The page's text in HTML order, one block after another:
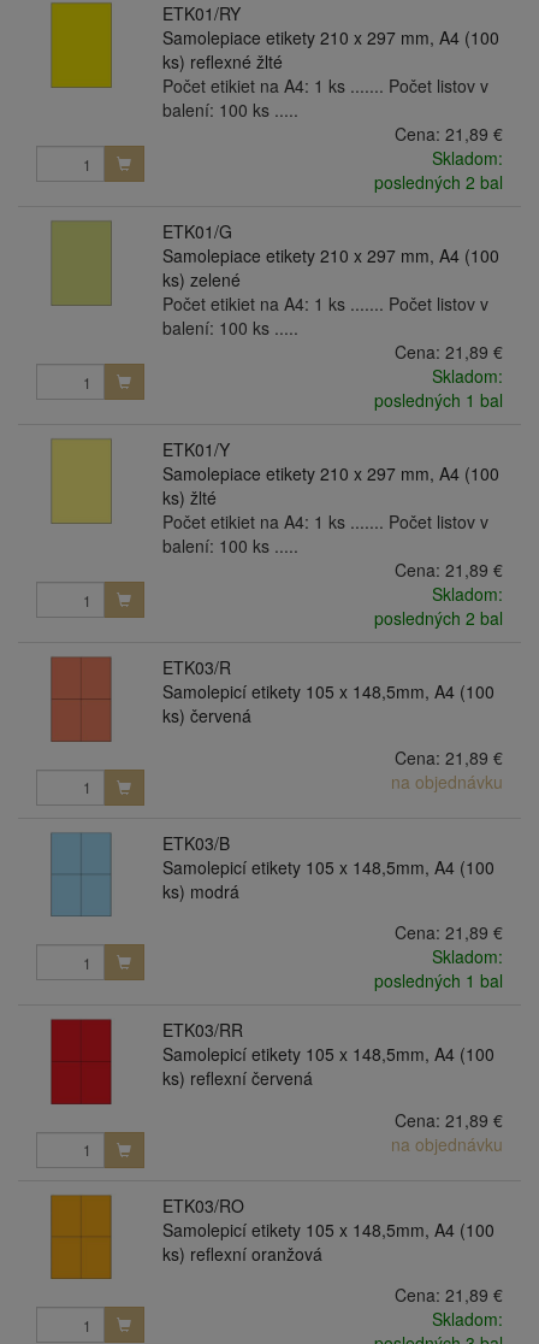
ETK01/RY
Samolepiace etikety 210 x 297 mm, A4 (100
ks) reflexné žlté
Počet etikiet na A4: 1 ks ....... Počet listov v
balení: 100 ks .....
Cena: 21,89 €
Skladom:
posledných 2 bal
ETK01/G
Samolepiace etikety 210 x 297 mm, A4 (100
ks) zelené
Počet etikiet na A4: 1 ks ....... Počet listov v
balení: 100 ks .....
Cena: 21,89 €
Skladom:
posledných 1 bal
ETK01/Y
Samolepiace etikety 210 x 297 mm, A4 (100
ks) žlté
Počet etikiet na A4: 1 ks ....... Počet listov v
balení: 100 ks .....
Cena: 21,89 €
Skladom:
posledných 2 bal
ETK03/R
Samolepicí etikety 105 x 148,5mm, A4 (100
ks) červená
Cena: 21,89 €
na objednávku
ETK03/B
Samolepicí etikety 105 x 148,5mm, A4 (100
ks) modrá
Cena: 21,89 €
Skladom:
posledných 1 bal
ETK03/RR
Samolepicí etikety 105 x 148,5mm, A4 (100
ks) reflexní červená
Cena: 21,89 €
na objednávku
ETK03/RO
Samolepicí etikety 105 x 148,5mm, A4 (100
ks) reflexní oranžová
Cena: 21,89 €
Skladom: